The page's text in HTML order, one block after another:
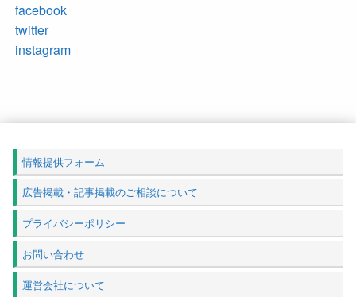
facebook
twitter
instagram
情報提供フォーム
広告掲載・記事掲載のご相談について
プライバシーポリシー
お問い合わせ
運営会社について